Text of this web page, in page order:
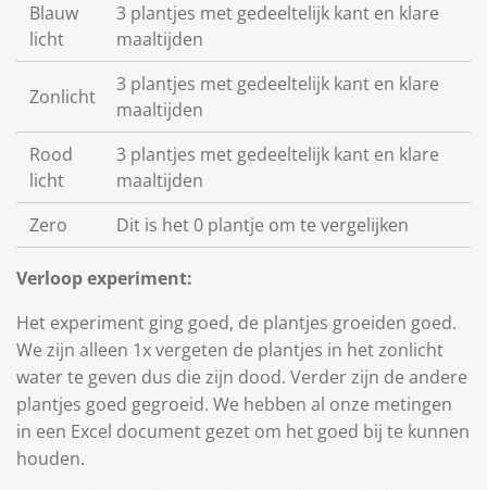
Blauw
licht
3 plantjes met gedeeltelijk kant en klare
maaltijden
Zonlicht
3 plantjes met gedeeltelijk kant en klare
maaltijden
Rood
licht
3 plantjes met gedeeltelijk kant en klare
maaltijden
Zero
Dit is het 0 plantje om te vergelijken
Verloop experiment:
Het experiment ging goed, de plantjes groeiden goed.
We zijn alleen 1x vergeten de plantjes in het zonlicht
water te geven dus die zijn dood. Verder zijn de andere
plantjes goed gegroeid. We hebben al onze metingen
in een Excel document gezet om het goed bij te kunnen
houden.